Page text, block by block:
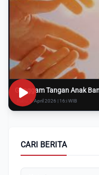
Genggam Tangan Anak
Rabu, 8 April 2026 | 16:i WIB
CARI BERITA